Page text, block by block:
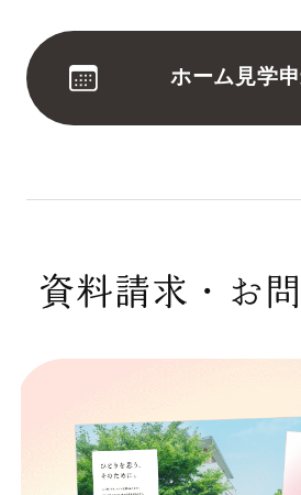
ホーム見学
資料請求・お